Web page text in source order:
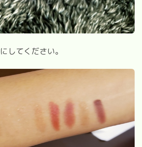
してください。